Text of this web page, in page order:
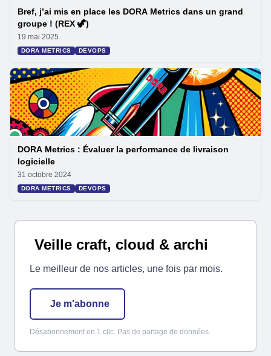
Bref, j’ai mis en place les DORA Metrics dans un grand
groupe ! (REX 🦖)
19 mai 2025
DORA METRICS DEVOPS
DORA Metrics : Évaluer la performance de livraison
logicielle
31 octobre 2024
DORA METRICS DEVOPS
Veille craft, cloud & archi
Le meilleur de nos articles, une fois par mois.
Je m'abonne
Désabonnement en 1 clic. Pas de partage de données.